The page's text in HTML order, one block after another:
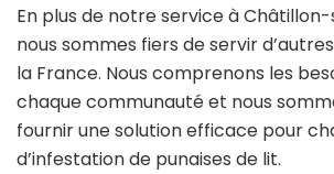
En plus de notre service à
nous sommes fiers de servir
la France. Nous comprenons les
chaque communauté et nous
fournir une solution efficace pour
d’infestation de punaises de lit.